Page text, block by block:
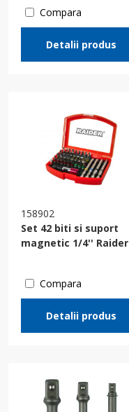
Compara
Detalii produs
158902
Set 42 biti si suport
magnetic 1/4'' Raider
Compara
Detalii produs